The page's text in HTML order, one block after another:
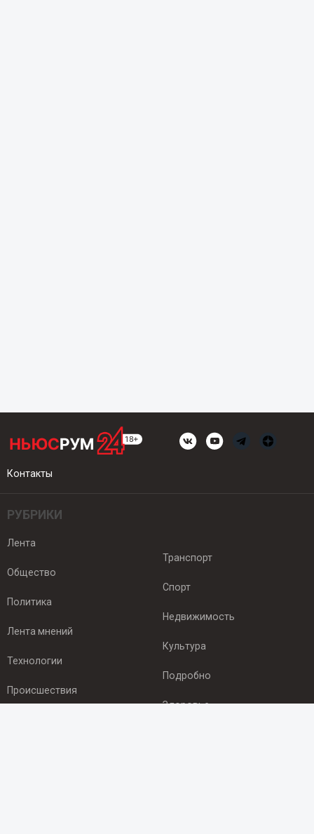
Контакты
РУБРИКИ
Лента
Общество
Политика
Лента мнений
Технологии
Происшествия
Транспорт
Спорт
Недвижимость
Культура
Подробно
Здоровье